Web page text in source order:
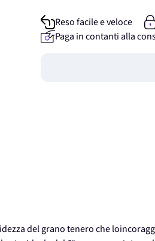
Reso facile e veloce
Paga in contanti alla
del grano tenero che